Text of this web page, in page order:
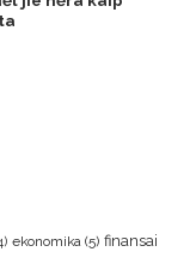
ekonomika (5) finansai